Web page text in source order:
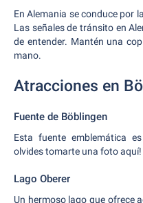
En Alemania se conduce por
Las señales de tránsito en
de entender. Mantén una
mano.
Atracciones en
Fuente de Böblingen
Esta fuente emblemática
olvides tomarte una foto aquí!
Lago Oberer
Un hermoso lago que ofrece